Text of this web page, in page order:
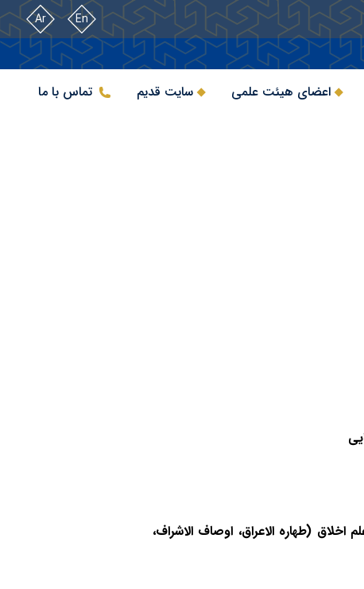
En
Ar
اعضای هیئت علمی سایت قدیم تماس با ما
(طهاره الاعراق، اوصاف الاشراف،